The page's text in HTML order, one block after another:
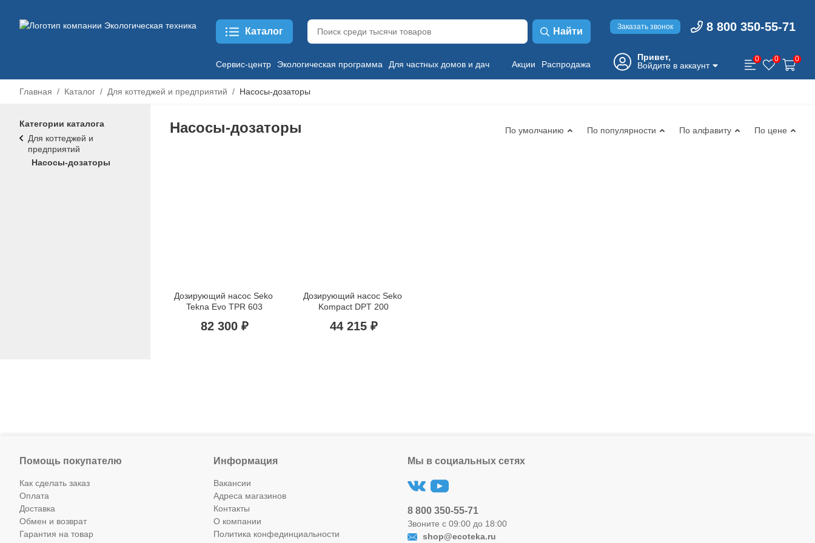
Каталог Найти
Сервис-центр Экологическая программа Для частных домов и дач Акции Распродажа
Заказать звонок 8 800 350-55-71
Привет,
Войдите в аккаунт
0 0 0
Главная Каталог Для коттеджей и предприятий Насосы-дозаторы
Категории каталога
Для коттеджей и
предприятий
Насосы-дозаторы
Насосы-дозаторы По умолчанию По популярности По алфавиту По цене
Дозирующий насос Seko
Tekna Evo TPR 603
82 300 ₽
Дозирующий насос Seko
Kompact DPT 200
44 215 ₽
Помощь покупателю
Как сделать заказ
Оплата
Доставка
Обмен и возврат
Гарантия на товар
Информация
Вакансии
Адреса магазинов
Контакты
О компании
Политика конфединциальности
Мы в социальных сетях
8 800 350-55-71
Звоните с 09:00 до 18:00
shop@ecoteka.ru